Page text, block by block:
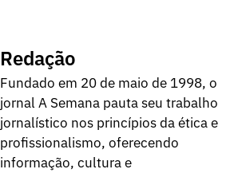
Redação
Fundado em 20 de maio de 1998, o
jornal A Semana pauta seu trabalho
jornalístico nos princípios da ética e
profissionalismo, oferecendo
informação, cultura e